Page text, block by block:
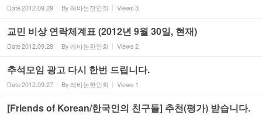
Date2012.09.29 By레바논한인회 Views3
교민 비상 연락체계표 (2012년 9월 30일, 현재)
Date2012.09.28 By레바논한인회 Views2
추석모임 광고 다시 한번 드립니다.
Date2012.09.27 By레바논한인회 Views 1
‎[Friends of Korean/한국인의 친구들] 추천(평가) 받습니다.